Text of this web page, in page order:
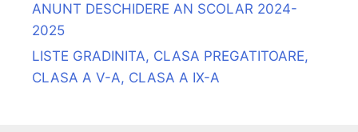
ANUNT DESCHIDERE AN SCOLAR 2024-
2025
LISTE GRADINITA, CLASA PREGATITOARE,
CLASA A V-A, CLASA A IX-A